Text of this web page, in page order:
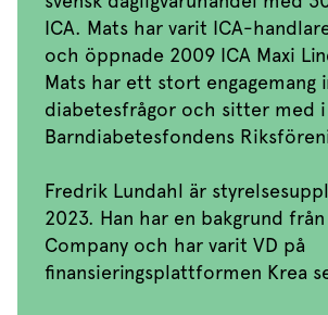
ICA. Mats har varit ICA-
och öppnade 2009 ICA Maxi
Mats har ett stort engagemang
diabetesfrågor och sitter med
Barndiabetesfondens
Fredrik Lundahl är
2023. Han har en bakgrund från
Company och har varit VD på
finansieringsplattformen Krea